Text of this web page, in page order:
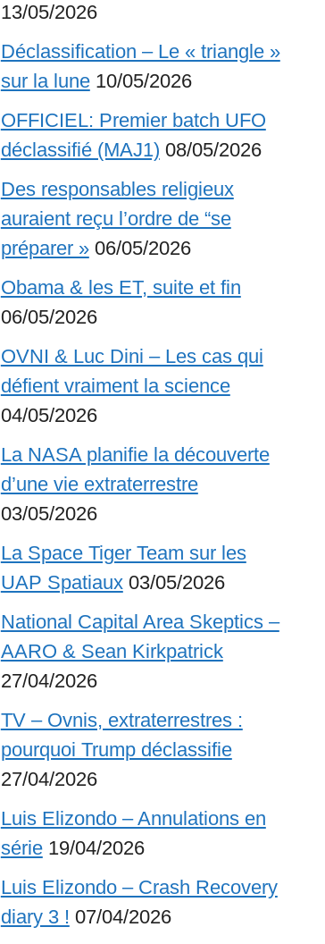
13/05/2026
Déclassification – Le « triangle »
sur la lune 10/05/2026
OFFICIEL: Premier batch UFO
déclassifié (MAJ1) 08/05/2026
Des responsables religieux
auraient reçu l’ordre de “se
préparer » 06/05/2026
Obama & les ET, suite et fin
06/05/2026
OVNI & Luc Dini – Les cas qui
défient vraiment la science
04/05/2026
La NASA planifie la découverte
d’une vie extraterrestre
03/05/2026
La Space Tiger Team sur les
UAP Spatiaux 03/05/2026
National Capital Area Skeptics –
AARO & Sean Kirkpatrick
27/04/2026
TV – Ovnis, extraterrestres :
pourquoi Trump déclassifie
27/04/2026
Luis Elizondo – Annulations en
série 19/04/2026
Luis Elizondo – Crash Recovery
diary 3 ! 07/04/2026